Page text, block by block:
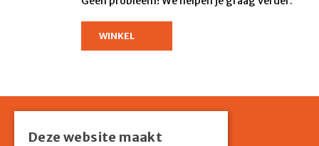
WINKEL
Deze website maakt